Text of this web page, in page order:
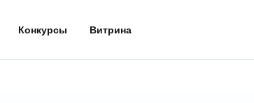
Конкурсы Витрина